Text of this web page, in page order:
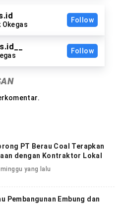
Okegas
Follow
Follow
PT Berau Coal Terapkan
dengan Kontraktor Lokal
yang lalu
Pembangunan Embung dan